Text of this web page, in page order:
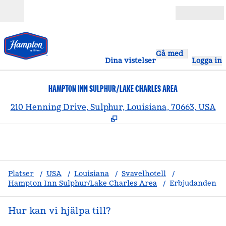
Dina vistelser
Gå med
Logga in
HAMPTON INN SULPHUR/LAKE CHARLES AREA
210 Henning Drive, Sulphur, Louisiana, 70663, USA
Platser / USA / Louisiana / Svavelhotell
/
Hampton Inn Sulphur/Lake Charles Area
/ Erbjudanden
Hur kan vi hjälpa till?